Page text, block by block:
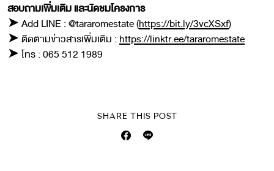
สอบถามเพิ่มเติม และนัดชมโครงการ
➤ Add LINE : @tararomestate (https://bit.ly/3vcXSxf)
➤ ติดตามข่าวสารเพิ่มเติม :https://linktr.ee/tararomestate
➤ โทร : 065 512 1989
SHARE THIS POST